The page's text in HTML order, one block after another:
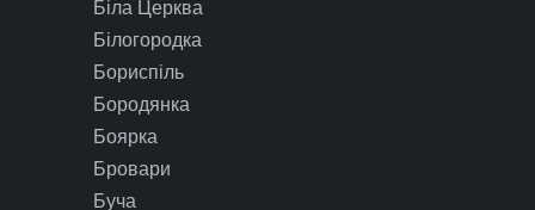
Біла Церква
Білогородка
Бориспіль
Бородянка
Боярка
Бровари
Буча